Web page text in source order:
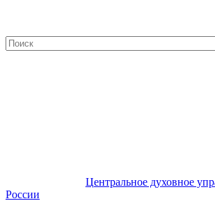
Центральное духовное
России